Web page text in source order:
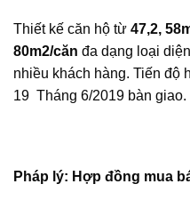
Thiết kế căn hộ từ 47,2,
80m2/căn đa dạng loại
nhiều khách hàng. Tiến độ
19 Tháng 6/2019 bàn giao.
Pháp lý: Hợp đồng mua